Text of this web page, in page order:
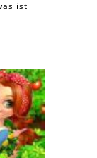
ist